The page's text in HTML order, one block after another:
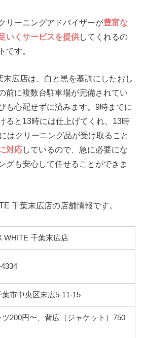
リーニングアドバイザーが豊富な
いくサービスを提供してくれるの
です。
末広店は、白と黒を基調にしたおし
前に複数台駐車場が完備されてい
も心配せずに済みます。9時までに
ると13時には仕上げてくれ、13時
はクリーニング品が受け取ること
対応しているので、急に必要にな
グも安心して任せることができま
千葉末広店の店舗情報です。
WHITE 千葉末広店
葉市中央区末広5-11-15
ツ200円〜、背広（ジャケット）750